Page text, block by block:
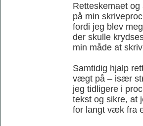
Retteskemaet
på min
fordi jeg blev
der skulle
min måde at
Samtidig hjalp
vægt på – især
jeg tidligere i
tekst og sikre, at
for langt væk fra